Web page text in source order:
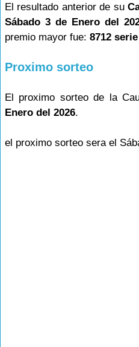
El resultado anterior de su
Sábado 3 de Enero del
premio mayor fue: 8712
Proximo sorteo
El proximo sorteo de la
Enero del 2026.
el proximo sorteo sera el